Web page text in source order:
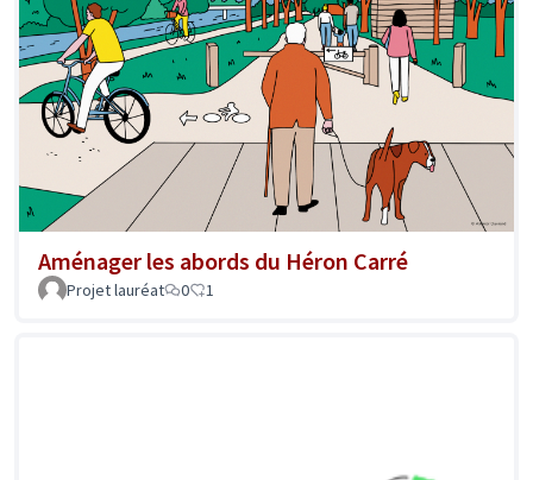
Aménager les abords du Héron Carré
Projet lauréat 0 1